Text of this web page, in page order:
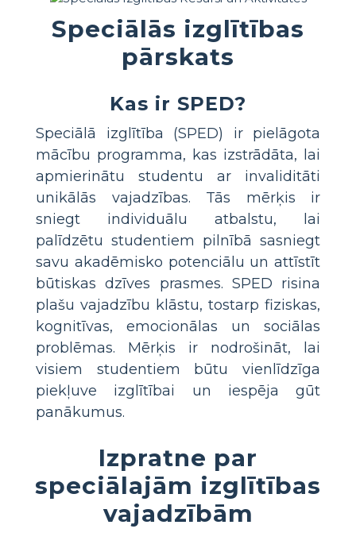
Speciālās izglītības
pārskats
Kas ir SPED?
Speciālā izglītība (SPED) ir pielāgota
mācību programma, kas izstrādāta, lai
apmierinātu studentu ar invaliditāti
unikālās vajadzības. Tās mērķis ir
sniegt individuālu atbalstu, lai
palīdzētu studentiem pilnībā sasniegt
savu akadēmisko potenciālu un attīstīt
būtiskas dzīves prasmes. SPED risina
plašu vajadzību klāstu, tostarp fiziskas,
kognitīvas, emocionālas un sociālas
problēmas. Mērķis ir nodrošināt, lai
visiem studentiem būtu vienlīdzīga
piekļuve izglītībai un iespēja gūt
panākumus.
Izpratne par
speciālajām izglītības
vajadzībām